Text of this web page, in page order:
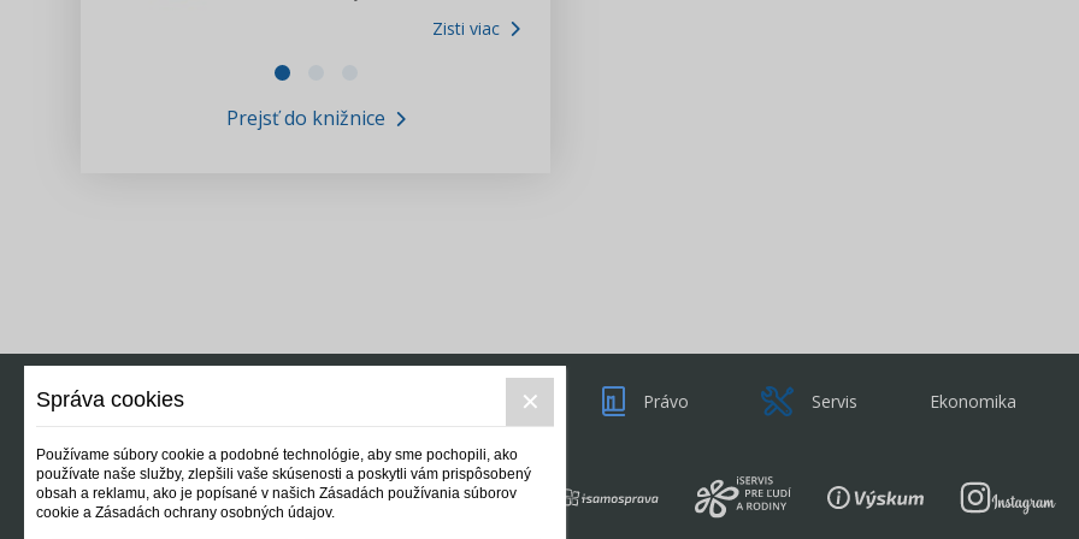
Informácie COVID19
Zisti viac
Prejsť do knižnice
Právo Servis Ekonomika
Správa cookies
Používame súbory cookie a podobné technológie, aby sme pochopili, ako
používate naše služby, zlepšili vaše skúsenosti a poskytli vám prispôsobený
obsah a reklamu, ako je popísané v našich Zásadách používania súborov
cookie a Zásadách ochrany osobných údajov.